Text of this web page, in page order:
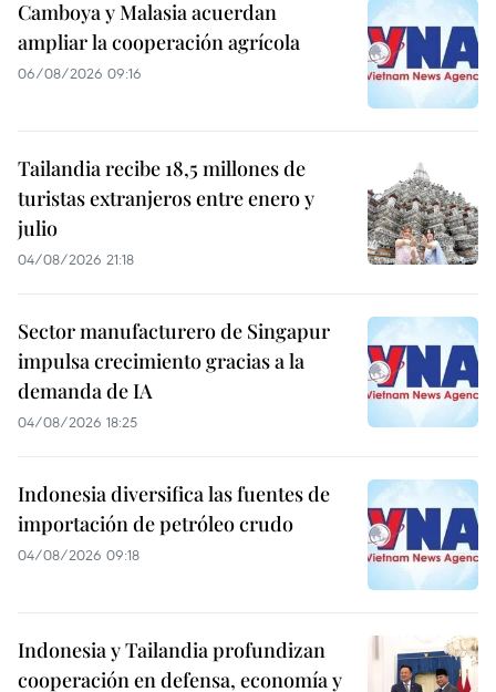
Camboya y Malasia acuerdan
ampliar la cooperación agrícola
06/08/2026 09:16
Tailandia recibe 18,5 millones de
turistas extranjeros entre enero y
julio
04/08/2026 21:18
Sector manufacturero de Singapur
impulsa crecimiento gracias a la
demanda de IA
04/08/2026 18:25
Indonesia diversifica las fuentes de
importación de petróleo crudo
04/08/2026 09:18
Indonesia y Tailandia profundizan
cooperación en defensa, economía y